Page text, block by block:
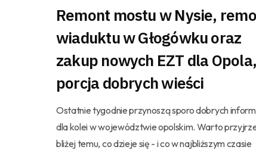
Remont mostu w Nysie,
wiaduktu w Głogówku oraz
zakup nowych EZT dla Opola,
porcja dobrych wieści
Ostatnie tygodnie przynoszą sporo dobrych
dla kolei w województwie opolskim. Warto
bliżej temu, co dzieje się - i co w najbliższym czasie